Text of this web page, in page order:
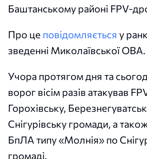
Баштанському районі FPV-
Про це повідомляється у
зведенні Миколаївської ОВА.
Учора протягом дня та
ворог вісім разів атакував
Горохівську,
Снігурівську громади, а
БпЛА типу «Молнія» по
громаді.